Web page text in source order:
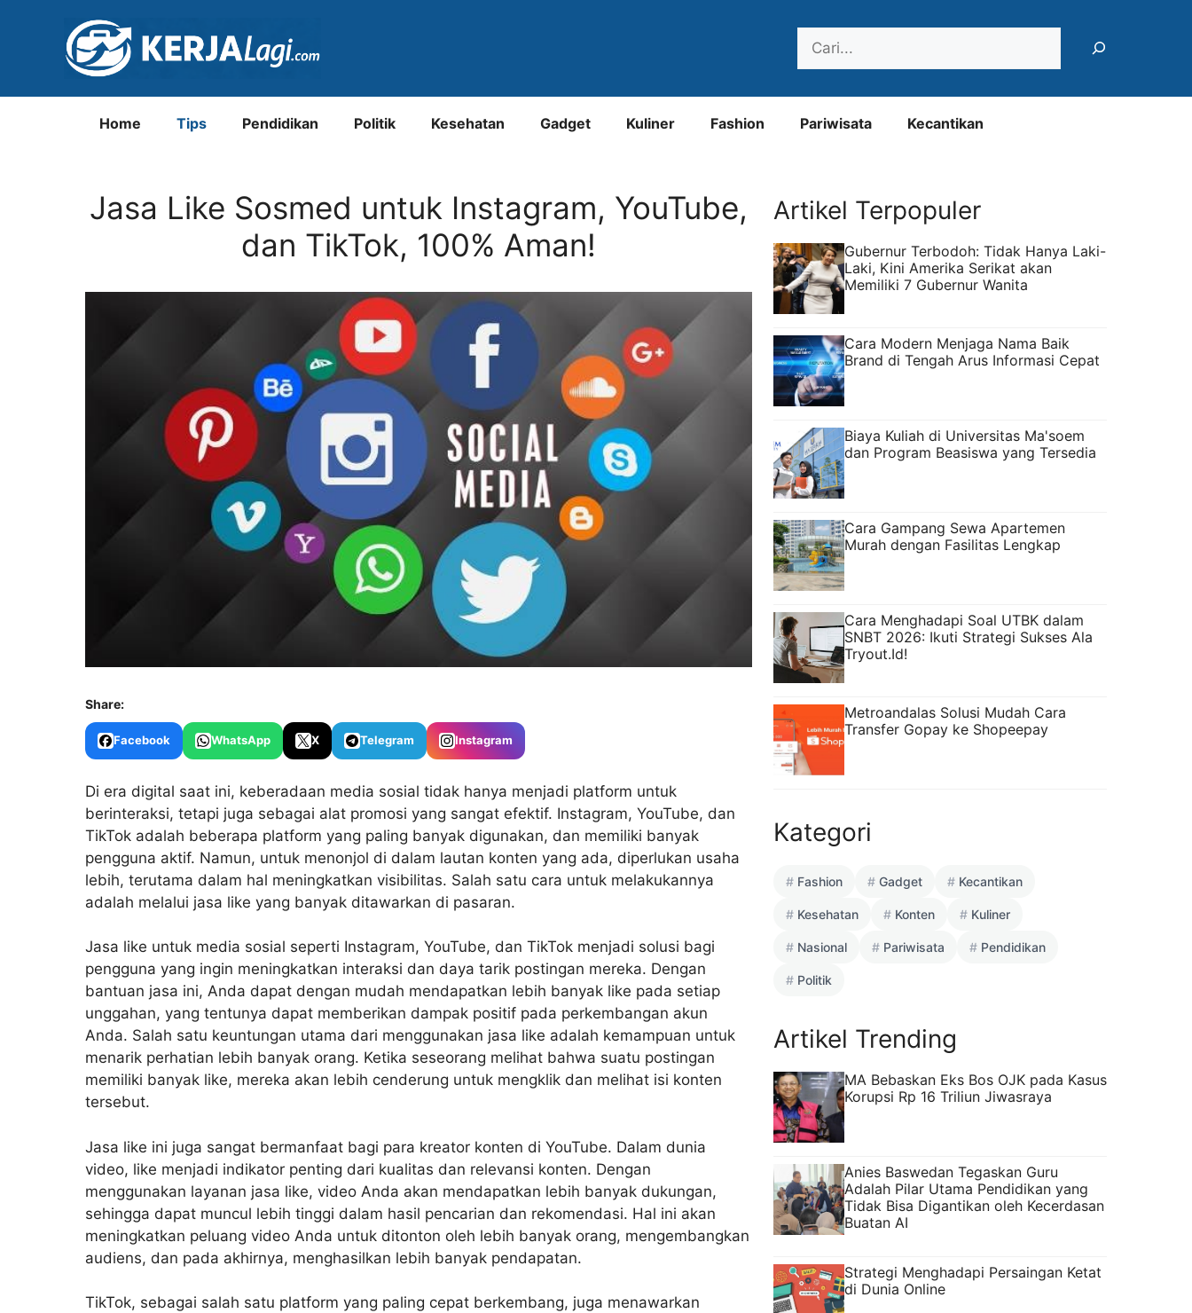
Home Tips Pendidikan Politik Kesehatan Gadget Kuliner Fashion Pariwisata Kecantikan
Jasa Like Sosmed untuk Instagram, YouTube,
dan TikTok, 100% Aman!
Share:
Facebook WhatsApp X Telegram Instagram
Di era digital saat ini, keberadaan media sosial tidak hanya menjadi platform untuk
berinteraksi, tetapi juga sebagai alat promosi yang sangat efektif. Instagram, YouTube, dan
TikTok adalah beberapa platform yang paling banyak digunakan, dan memiliki banyak
pengguna aktif. Namun, untuk menonjol di dalam lautan konten yang ada, diperlukan usaha
lebih, terutama dalam hal meningkatkan visibilitas. Salah satu cara untuk melakukannya
adalah melalui jasa like yang banyak ditawarkan di pasaran.
Jasa like untuk media sosial seperti Instagram, YouTube, dan TikTok menjadi solusi bagi
pengguna yang ingin meningkatkan interaksi dan daya tarik postingan mereka. Dengan
bantuan jasa ini, Anda dapat dengan mudah mendapatkan lebih banyak like pada setiap
unggahan, yang tentunya dapat memberikan dampak positif pada perkembangan akun
Anda. Salah satu keuntungan utama dari menggunakan jasa like adalah kemampuan untuk
menarik perhatian lebih banyak orang. Ketika seseorang melihat bahwa suatu postingan
memiliki banyak like, mereka akan lebih cenderung untuk mengklik dan melihat isi konten
tersebut.
Jasa like ini juga sangat bermanfaat bagi para kreator konten di YouTube. Dalam dunia
video, like menjadi indikator penting dari kualitas dan relevansi konten. Dengan
menggunakan layanan jasa like, video Anda akan mendapatkan lebih banyak dukungan,
sehingga dapat muncul lebih tinggi dalam hasil pencarian dan rekomendasi. Hal ini akan
meningkatkan peluang video Anda untuk ditonton oleh lebih banyak orang, mengembangkan
audiens, dan pada akhirnya, menghasilkan lebih banyak pendapatan.
TikTok, sebagai salah satu platform yang paling cepat berkembang, juga menawarkan
Artikel Terpopuler
Gubernur Terbodoh: Tidak Hanya Laki-
Laki, Kini Amerika Serikat akan
Memiliki 7 Gubernur Wanita
Cara Modern Menjaga Nama Baik
Brand di Tengah Arus Informasi Cepat
Biaya Kuliah di Universitas Ma'soem
dan Program Beasiswa yang Tersedia
Cara Gampang Sewa Apartemen
Murah dengan Fasilitas Lengkap
Cara Menghadapi Soal UTBK dalam
SNBT 2026: Ikuti Strategi Sukses Ala
Tryout.Id!
Metroandalas Solusi Mudah Cara
Transfer Gopay ke Shopeepay
Kategori
Fashion Gadget Kecantikan
Kesehatan Konten Kuliner
Nasional Pariwisata Pendidikan
Politik
Artikel Trending
MA Bebaskan Eks Bos OJK pada Kasus
Korupsi Rp 16 Triliun Jiwasraya
Anies Baswedan Tegaskan Guru
Adalah Pilar Utama Pendidikan yang
Tidak Bisa Digantikan oleh Kecerdasan
Buatan AI
Strategi Menghadapi Persaingan Ketat
di Dunia Online